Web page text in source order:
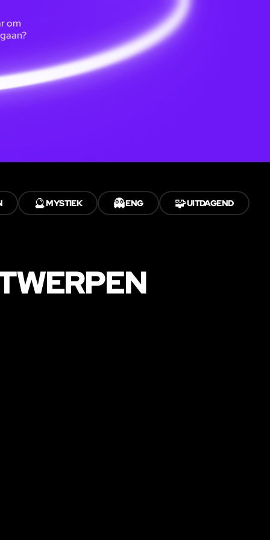
om
🔮MYSTIEK 👻ENG 🧩UITDAGEND